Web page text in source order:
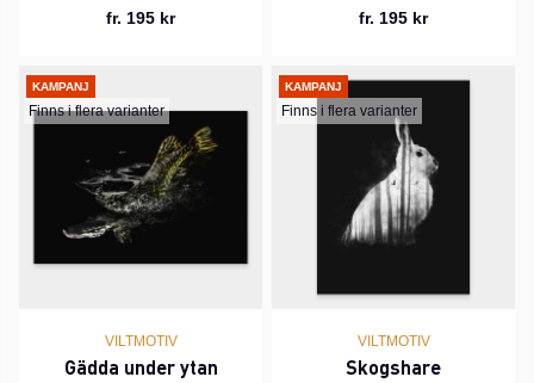
fr. 195 kr fr. 195 kr
KAMPANJ
Finns i flera varianter
VILTMOTIV
Gädda under ytan
KAMPANJ
Finns i flera varianter
VILTMOTIV
Skogshare